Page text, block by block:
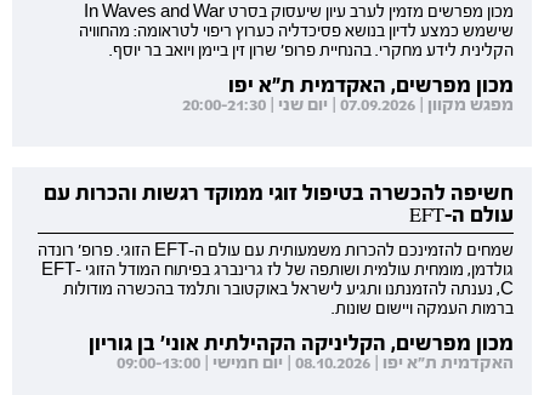
מכון מפרשים מזמין לערב עיון שיעסוק בסרט In Waves and War
שישמש כמצע לדיון בנושא פסיכדליה כערוץ ריפוי לטראומה: מהחוויה
הקלינית לידע מחקרי. בהנחיית פרופ' שרון זין ביימן ויואב בר יוסף.
מכון מפרשים, האקדמית ת"א יפו
מפגש מקוון | 07.09.2026 | יום שני | 20:00-21:30
חשיפה להכשרה בטיפול זוגי ממוקד רגשות והכרות עם
עולם ה-EFT
שמחים להזמינכם להכרות משמעותית עם עולם ה-EFT הזוגי. פרופ' רונדה
גולדמן, מומחית עולמית ושותפה של לז גרינברג בפיתוח המודל הזוגי EFT-
C, נענתה להזמנתנו ותגיע לישראל באוקטובר ותלמד בהכשרה מודולות
ברמות העמקה ויישום שונות.
מכון מפרשים, הקליניקה הקהילתית אוני' בן גוריון
האקדמית ת"א יפו | 08.10.2026 | יום חמישי | 09:00-13:00